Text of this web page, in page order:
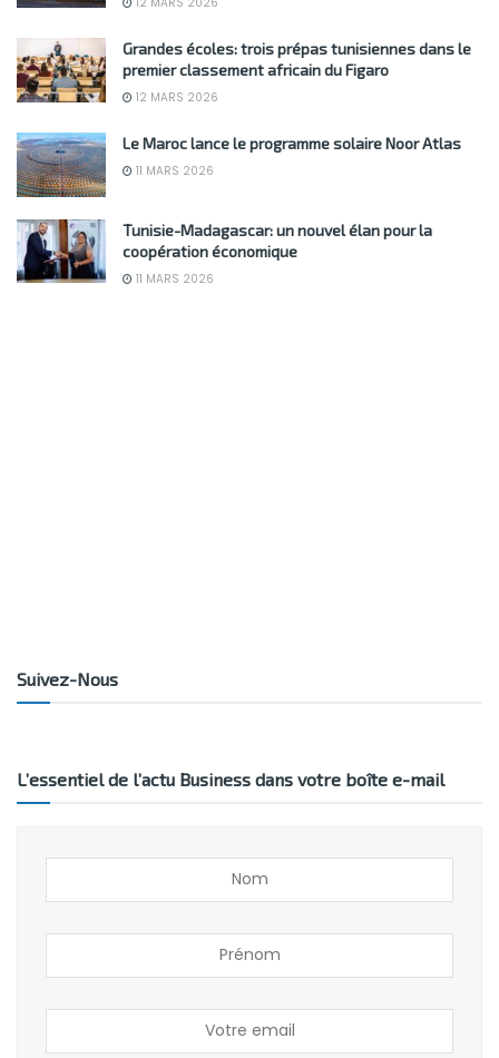
Grandes écoles: trois prépas tunisiennes dans le
premier classement africain du Figaro
12 MARS 2026
Le Maroc lance le programme solaire Noor Atlas
11 MARS 2026
Tunisie-Madagascar: un nouvel élan pour la
coopération économique
11 MARS 2026
Suivez-Nous
L’essentiel de l’actu Business dans votre boîte e-mail